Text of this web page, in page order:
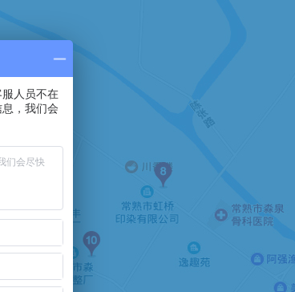
52371204
市淼泉镇
人员不在
，我们会